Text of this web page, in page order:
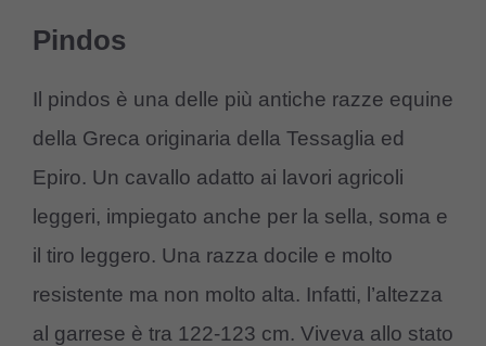
Pindos
Il pindos è una delle più antiche razze equine
della Greca originaria della Tessaglia ed
Epiro. Un cavallo adatto ai lavori agricoli
leggeri, impiegato anche per la sella, soma e
il tiro leggero. Una razza docile e molto
resistente ma non molto alta. Infatti, l’altezza
al garrese è tra 122-123 cm. Viveva allo stato